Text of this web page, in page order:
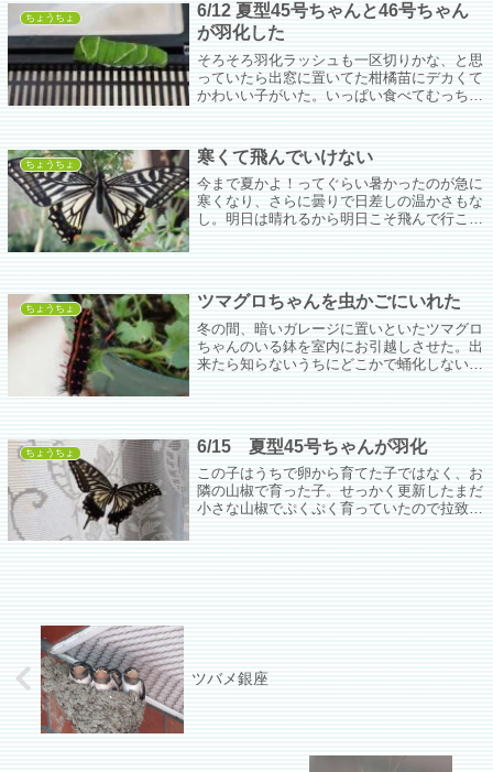
ちょうちょ
6/12 夏型45号ちゃんと46号ちゃん
が羽化した
そろそろ羽化ラッシュも一区切りかな、と思
っていたら出窓に置いてた柑橘苗にデカくて
かわいい子がいた。いっぱい食べてむっちむ
ちょうちょ 寒くて飛んでいけない
今まで夏かよ！ってぐらい暑かったのが急に
寒くなり、さらに曇りで日差しの温かさもな
し。明日は晴れるから明日こそ飛んで行こう
ちょうちょ ツマグロちゃんを虫かごにいれた
冬の間、暗いガレージに置いといたツマグロ
ちゃんのいる鉢を室内にお引越しさせた。出
来たら知らないうちにどこかで蛹化しないで
ちょうちょ 6/15 夏型45号ちゃんが羽化
この子はうちで卵から育てた子ではなく、お
隣の山椒で育った子。せっかく更新したまだ
小さな山椒でぷくぷく育っていたので拉致し
ツバメ銀座